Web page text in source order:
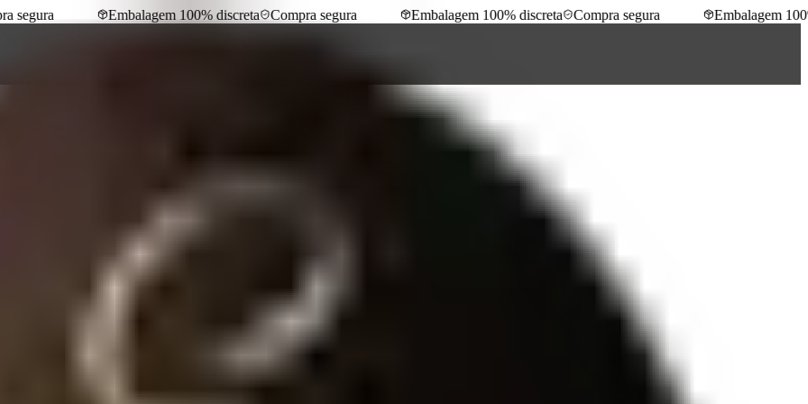
Embalagem 100% discreta Compra segura Embalagem 100% discreta Compra segura
Embalagem 100%